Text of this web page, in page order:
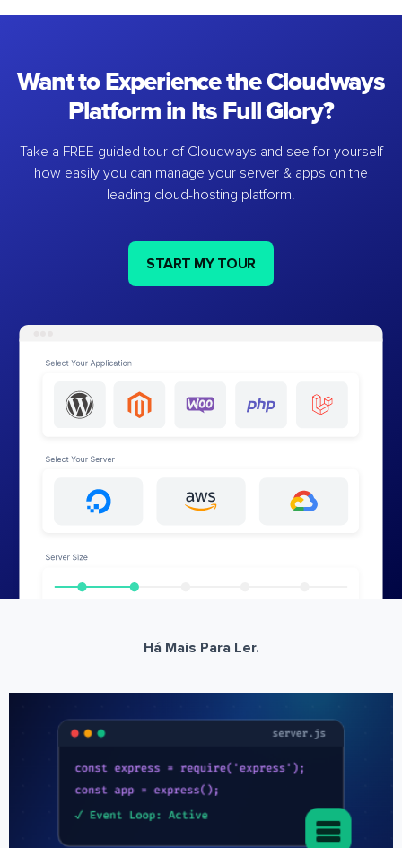
Want to Experience the Cloudways
Platform in Its Full Glory?
Take a FREE guided tour of Cloudways and see for yourself
how easily you can manage your server & apps on the
leading cloud-hosting platform.
START MY TOUR
Há Mais Para Ler.